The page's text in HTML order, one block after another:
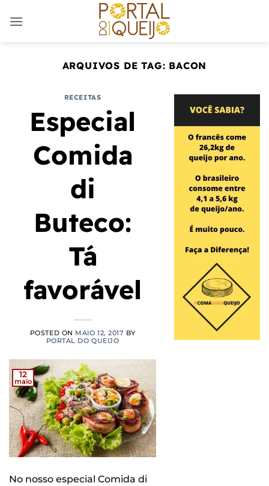
ARQUIVOS DE TAG: BACON
RECEITAS
Especial
Comida
di
Buteco:
Tá
favorável
POSTED ON MAIO 12, 2017 BY
PORTAL DO QUEIJO
12
maio
No nosso especial Comida di